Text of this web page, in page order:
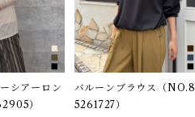
シアーロン
）
バルーンブラウス（NO.8
5261727）